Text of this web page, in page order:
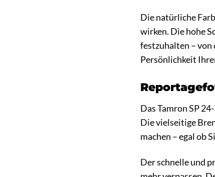
Die natürliche
wirken. Die hohe
festzuhalten – von
Persönlichkeit
Das Tamron SP
Die vielseitige
machen – egal ob
Der schnelle und